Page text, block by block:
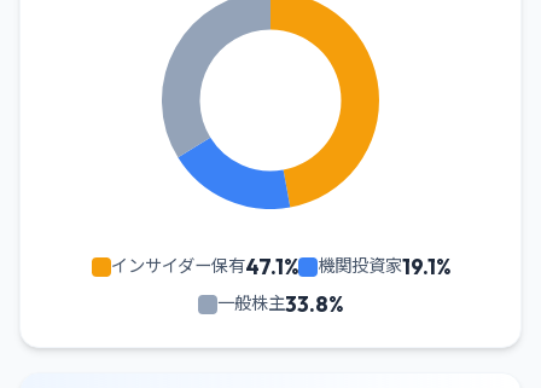
インサイダー保有47.1% 機関投資家19.1%
一般株主33.8%